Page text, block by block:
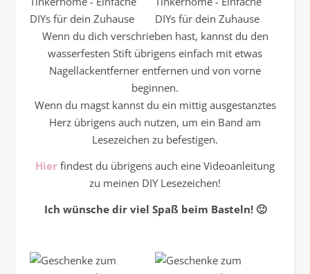
Wenn du dich verschrieben hast, kannst du den
wasserfesten Stift übrigens einfach mit etwas
Nagellackentferner entfernen und von vorne
beginnen.
Wenn du magst kannst du ein mittig ausgestanztes
Herz übrigens auch nutzen, um ein Band am
Lesezeichen zu befestigen.
Hier findest du übrigens auch eine Videoanleitung
zu meinen DIY Lesezeichen!
Ich wünsche dir viel Spaß beim Basteln! 🙂